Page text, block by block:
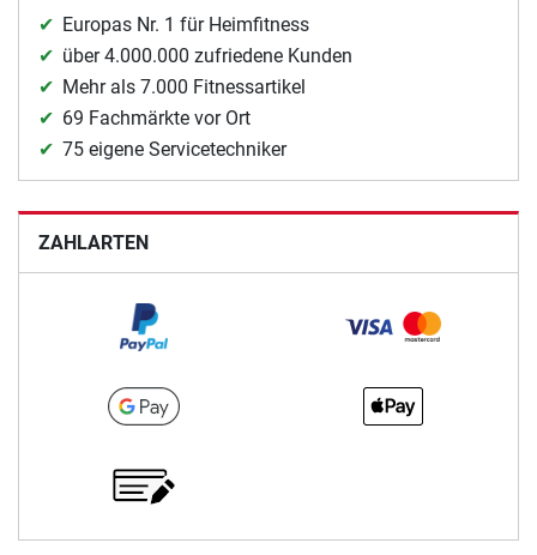
Europas Nr. 1 für Heimfitness
über 4.000.000 zufriedene Kunden
Mehr als 7.000 Fitnessartikel
69 Fachmärkte vor Ort
75 eigene Servicetechniker
ZAHLARTEN